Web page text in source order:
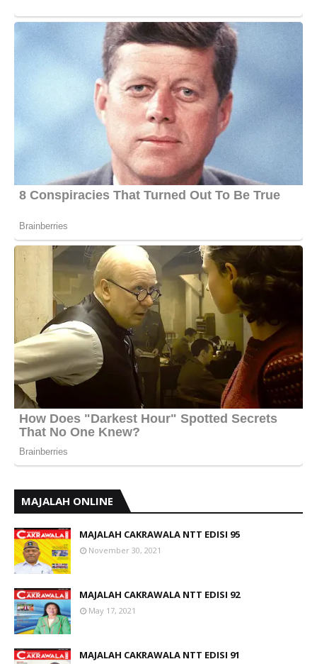
MAJALAH ONLINE
MAJALAH CAKRAWALA NTT EDISI 95
November 30, 2021
MAJALAH CAKRAWALA NTT EDISI 92
May 17, 2021
MAJALAH CAKRAWALA NTT EDISI 91